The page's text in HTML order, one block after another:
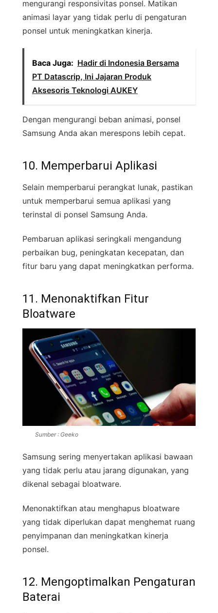
mengurangi responsivitas ponsel. Matikan
animasi layar yang tidak perlu di pengaturan
ponsel untuk meningkatkan kinerja.
Baca Juga: Hadir di Indonesia Bersama
PT Datascrip, Ini Jajaran Produk
Aksesoris Teknologi AUKEY
Dengan mengurangi beban animasi, ponsel
Samsung Anda akan merespons lebih cepat.
10. Memperbarui Aplikasi
Selain memperbarui perangkat lunak, pastikan
untuk memperbarui semua aplikasi yang
terinstal di ponsel Samsung Anda.
Pembaruan aplikasi seringkali mengandung
perbaikan bug, peningkatan kecepatan, dan
fitur baru yang dapat meningkatkan performa.
11. Menonaktifkan Fitur
Bloatware
Sumber : Geeko
Samsung sering menyertakan aplikasi bawaan
yang tidak perlu atau jarang digunakan, yang
dikenal sebagai bloatware.
Menonaktifkan atau menghapus bloatware
yang tidak diperlukan dapat menghemat ruang
penyimpanan dan meningkatkan kinerja
ponsel.
12. Mengoptimalkan Pengaturan
Baterai